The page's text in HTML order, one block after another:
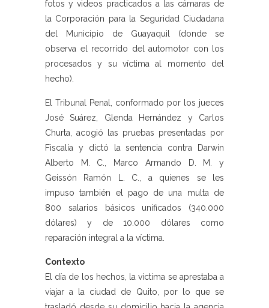
fotos y videos practicados a las cámaras de
la Corporación para la Seguridad Ciudadana
del Municipio de Guayaquil (donde se
observa el recorrido del automotor con los
procesados y su víctima al momento del
hecho).
El Tribunal Penal, conformado por los jueces
José Suárez, Glenda Hernández y Carlos
Churta, acogió las pruebas presentadas por
Fiscalía y dictó la sentencia contra Darwin
Alberto M. C., Marco Armando D. M. y
Geissón Ramón L. C., a quienes se les
impuso también el pago de una multa de
800 salarios básicos unificados (340.000
dólares) y de 10.000 dólares como
reparación integral a la víctima.
Contexto
El día de los hechos, la víctima se aprestaba a
viajar a la ciudad de Quito, por lo que se